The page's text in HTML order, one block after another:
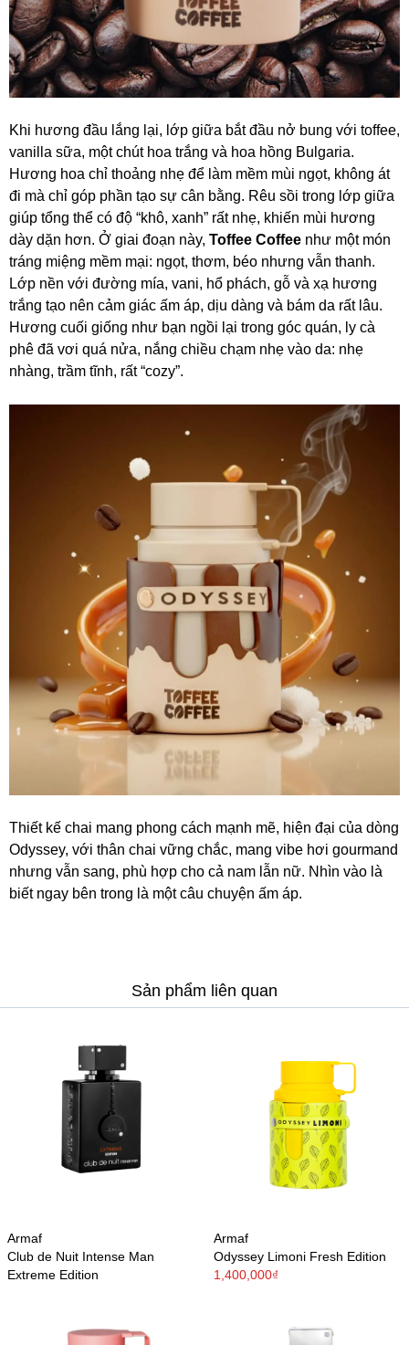
Khi hương đầu lắng lại, lớp giữa bắt đầu nở bung với toffee,
vanilla sữa, một chút hoa trắng và hoa hồng Bulgaria.
Hương hoa chỉ thoảng nhẹ để làm mềm mùi ngọt, không át
đi mà chỉ góp phần tạo sự cân bằng. Rêu sồi trong lớp giữa
giúp tổng thể có độ “khô, xanh” rất nhẹ, khiến mùi hương
dày dặn hơn. Ở giai đoạn này, Toffee Coffee như một món
tráng miệng mềm mại: ngọt, thơm, béo nhưng vẫn thanh.
Lớp nền với đường mía, vani, hổ phách, gỗ và xạ hương
trắng tạo nên cảm giác ấm áp, dịu dàng và bám da rất lâu.
Hương cuối giống như bạn ngồi lại trong góc quán, ly cà
phê đã vơi quá nửa, nắng chiều chạm nhẹ vào da: nhẹ
nhàng, trầm tĩnh, rất “cozy”.
Thiết kế chai mang phong cách mạnh mẽ, hiện đại của dòng
Odyssey, với thân chai vững chắc, mang vibe hơi gourmand
nhưng vẫn sang, phù hợp cho cả nam lẫn nữ. Nhìn vào là
biết ngay bên trong là một câu chuyện ấm áp.
Sản phẩm liên quan
Armaf
Club de Nuit Intense Man
Extreme Edition
Armaf
Odyssey Limoni Fresh Edition
1,400,000₫